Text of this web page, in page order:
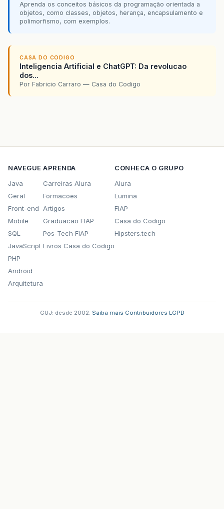
Aprenda os conceitos básicos da programação orientada a
objetos, como classes, objetos, herança, encapsulamento e
polimorfismo, com exemplos.
CASA DO CODIGO
Inteligencia Artificial e ChatGPT: Da revolucao
dos...
Por Fabricio Carraro — Casa do Codigo
NAVEGUE
Java
Geral
Front-end
Mobile
SQL
JavaScript
PHP
Android
Arquitetura
APRENDA
Carreiras Alura
Formacoes
Artigos
Graduacao FIAP
Pos-Tech FIAP
Livros Casa do Codigo
CONHECA O GRUPO
Alura
Lumina
FIAP
Casa do Codigo
Hipsters.tech
GUJ: desde 2002. Saiba mais Contribuidores LGPD